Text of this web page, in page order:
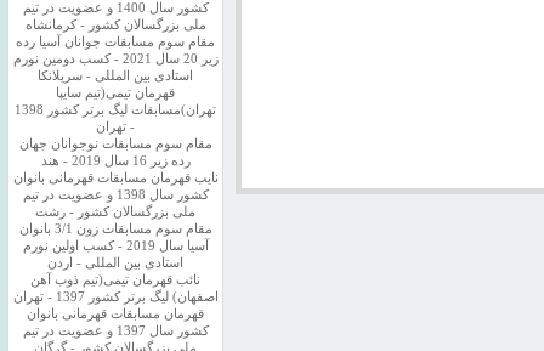
کشور سال 1400 و عضویت در تیم
ملی بزرگسالان کشور - کرمانشاه
مقام سوم مسابقات جوانان آسیا رده
زیر 20 سال 2021 - کسب دومین نورم
استادی بین المللی - سریلانکا
قهرمان تیمی(تیم سایپا
تهران)مسابقات لیگ برتر کشور 1398
- تهران
مقام سوم مسابقات نوجوانان جهان
رده زیر 16 سال 2019 - هند
نایب قهرمان مسابقات قهرمانی بانوان
کشور سال 1398 و عضویت در تیم
ملی بزرگسالان کشور - رشت
مقام سوم مسابقات زون 3/1 بانوان
آسیا سال 2019 - کسب اولین نورم
استادی بین المللی - اردن
نائب قهرمان تیمی(تیم ذوب آهن
اصفهان) لیگ برتر کشور 1397 - تهران
قهرمان مسابقات قهرمانی بانوان
کشور سال 1397 و عضویت در تیم
ملی بزرگسالان کشور - گرگان